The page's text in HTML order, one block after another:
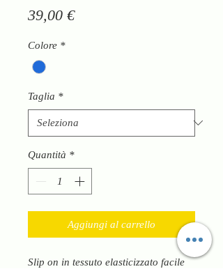
39,00 €Prezzo
Colore *
Taglia *
Quantità *
Aggiungi al carrello
Slip on in tessuto elasticizzato facile